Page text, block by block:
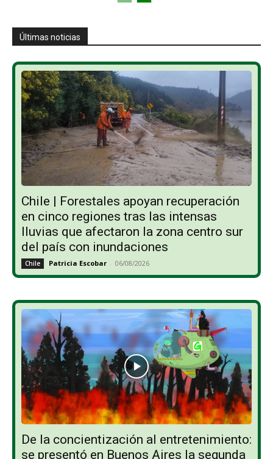
Últimas noticias
Chile | Forestales apoyan recuperación
en cinco regiones tras las intensas
lluvias que afectaron la zona centro sur
del país con inundaciones
Chile Patricia Escobar - 06/08/2026
De la concientización al entretenimiento:
se presentó en Buenos Aires la segunda